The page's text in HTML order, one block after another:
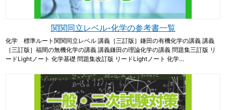
関関同立レベル-化学の参考書一覧
化学 標準ルート関関同立レベル 講義［三訂版］鎌田の有機化学の講義 講義
［三訂版］福間の無機化学の講義 講義鎌田の理論化学の講義 問題集三訂版 リ
ードLightノート 化学基礎 問題集改訂版 リードLightノート 化学…